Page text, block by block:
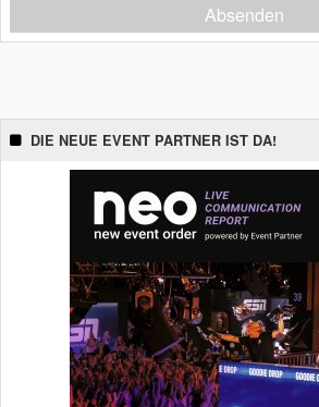
Absenden
DIE NEUE EVENT PARTNER IST DA!